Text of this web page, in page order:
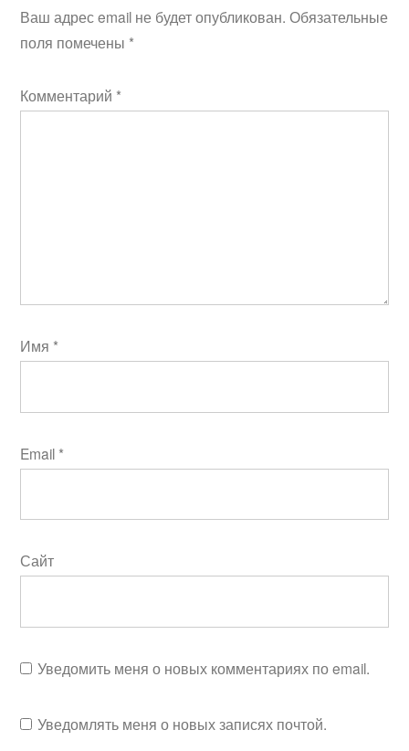
Ваш адрес email не будет опубликован. Обязательные
поля помечены *
Комментарий *
Имя *
Email *
Сайт
Уведомить меня о новых комментариях по email.
Уведомлять меня о новых записях почтой.